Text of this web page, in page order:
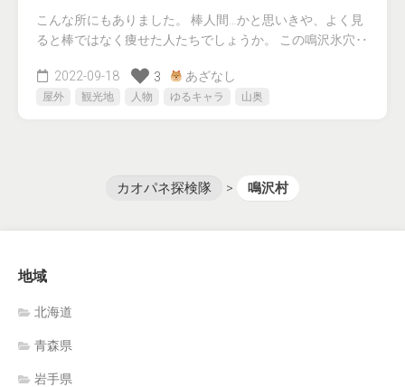
こんな所にもありました。 棒人間…かと思いきや、よく見
ると棒ではなく痩せた人たちでしょうか。 この鳴沢氷穴‥
2022-09-18 3 あざなし
屋外 観光地 人物 ゆるキャラ 山奥
カオパネ探検隊 > 鳴沢村
地域
北海道
青森県
岩手県